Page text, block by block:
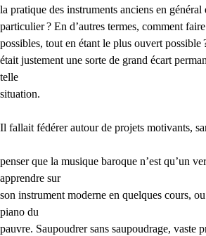
la pratique des instruments anciens en
particulier? En d’autres termes, comment
possibles, tout en étant le plus ouvert possible
était justement une sorte de grand écart
telle
situation.
Il fallait fédérer autour de projets motivants,
penser que la musique baroque n’est qu’un
apprendre sur
son instrument moderne en quelques cours,
piano du
pauvre. Saupoudrer sans saupoudrage, vaste